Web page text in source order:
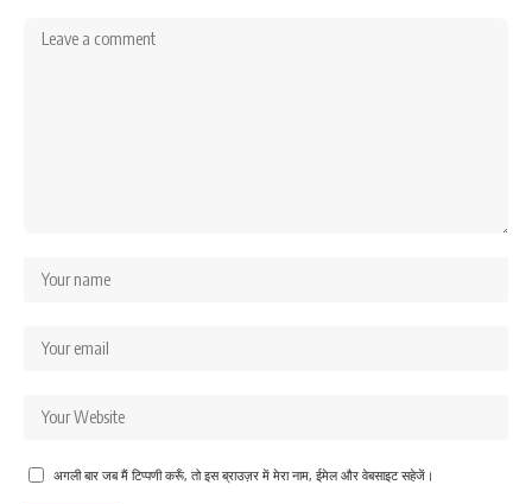
अगली बार जब मैं टिप्पणी करूँ, तो इस ब्राउज़र में मेरा नाम, ईमेल और वेबसाइट सहेजें।